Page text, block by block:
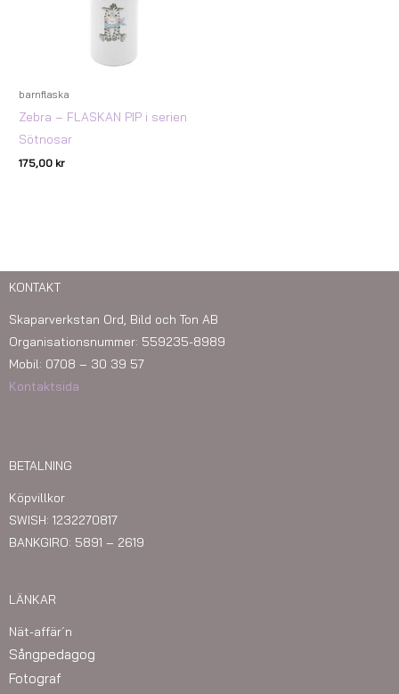
barnflaska
Zebra – FLASKAN PIP i serien
Sötnosar
175,00 kr
KONTAKT
Skaparverkstan Ord, Bild och Ton AB
Organisationsnummer: 559235-8989
Mobil: 0708 – 30 39 57
Kontaktsida
BETALNING
Köpvillkor
SWISH: 1232270817
BANKGIRO: 5891 – 2619
LÄNKAR
Nät-affär´n
Sångpedagog
Fotograf